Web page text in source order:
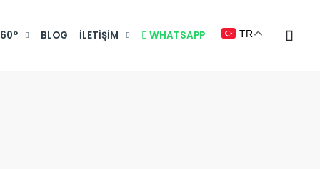
BLOG İLETIŞIM WHATSAPP TR